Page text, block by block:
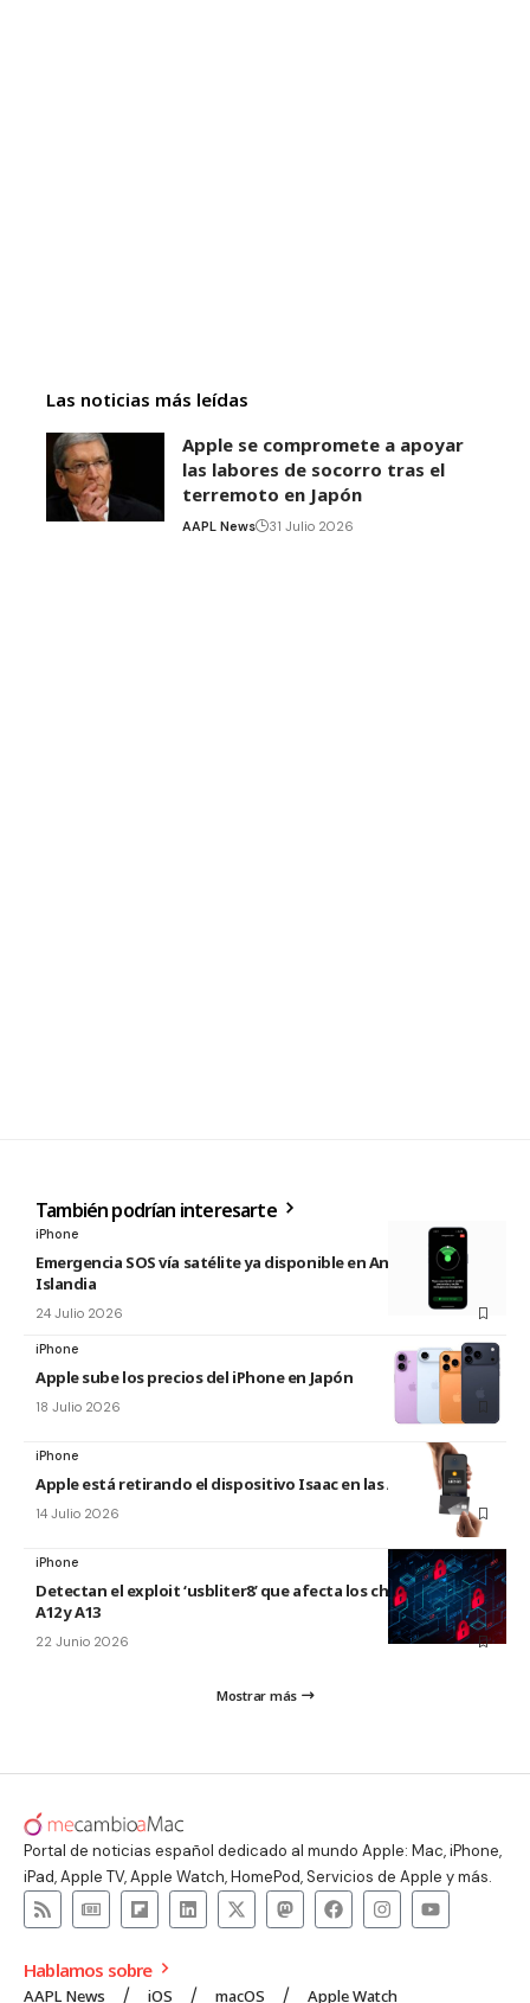
Las noticias más leídas
Apple se compromete a apoyar
las labores de socorro tras el
terremoto en Japón
AAPL News 31 Julio 2026
También podrían interesarte
iPhone
Emergencia SOS vía satélite ya disponible en Andorra e
Islandia
24 Julio 2026
iPhone
Apple sube los precios del iPhone en Japón
18 Julio 2026
iPhone
Apple está retirando el dispositivo Isaac en las Apple Store
14 Julio 2026
iPhone
Detectan el exploit ‘usbliter8’ que afecta los chips de Apple
A12 y A13
22 Junio 2026
Mostrar más
Portal de noticias español dedicado al mundo Apple: Mac, iPhone,
iPad, Apple TV, Apple Watch, HomePod, Servicios de Apple y más.
Hablamos sobre
AAPL News iOS macOS Apple Watch